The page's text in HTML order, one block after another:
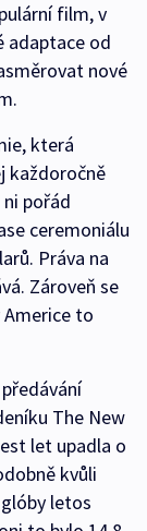
film, v
adaptace od
nové
která
každoročně
pořád
ceremoniálu
Práva na
Zároveň se
to
The New
let upadla o
kvůli
letos